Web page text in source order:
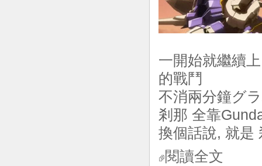
一開始就繼續
的戰鬥
不消兩分鐘グ
剎那 全靠
換個話說, 就是
閱讀全文